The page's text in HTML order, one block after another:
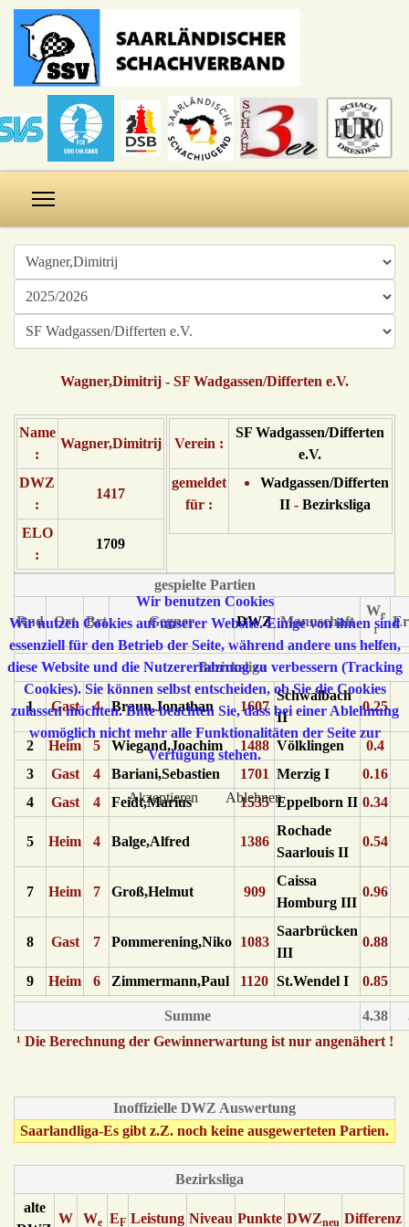
Wagner,Dimitrij - SF Wadgassen/Differten e.V.
Name
:
Wagner,Dimitrij
DWZ
:
1417
ELO
:
1709
Verein :
SF Wadgassen/Differten
e.V.
gemeldet
für :
Wadgassen/Differten
II- Bezirksliga
gespielte Partien
Rnd Ort Brt Gegner DWZ Mannschaft
We
¹
Bezirksliga
1 Gast 4 Braun,Jonathan 1607
Schwalbach
II
0.25
2 Heim 5 Wiegand,Joachim 1488 Völklingen
0.4
3
Gast 4 Bariani,Sebastien 1701 Merzig I
0.16
4
Gast 4 Feidt,Marius 1535 Eppelborn II 0.34
5 Heim 4 Balge,Alfred 1386
Rochade
Saarlouis II
0.54
7 Heim 7 Groß,Helmut 909
Caissa
Homburg III
0.96
8 Gast 7 Pommerening,Niko 1083
Saarbrücken
III
0.88
9 Heim 6 Zimmermann,Paul 1120 St.Wendel I 0.85
Summe 4.38
¹ Die Berechnung der Gewinnerwartung ist nur angenähert !
Inoffizielle DWZ Auswertung
Saarlandliga-Es gibt z.Z. noch keine ausgewerteten Partien.
Bezirksliga
alte
W We EF Leistung Niveau Punkte DWZneu Differenz
Wir benutzen Cookies
Wir nutzen Cookies auf unserer Website. Einige von ihnen sind
essenziell für den Betrieb der Seite, während andere uns helfen,
diese Website und die Nutzererfahrung zu verbessern (Tracking
Cookies). Sie können selbst entscheiden, ob Sie die Cookies
zulassen möchten. Bitte beachten Sie, dass bei einer Ablehnung
womöglich nicht mehr alle Funktionalitäten der Seite zur
Verfügung stehen.
Akzeptieren Ablehnen